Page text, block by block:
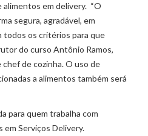
em delivery. “O
segura, agradável, em
todos os critérios para que
do curso Antônio Ramos,
de cozinha. O uso de
a alimentos também será
para quem trabalha com
em Serviços Delivery.